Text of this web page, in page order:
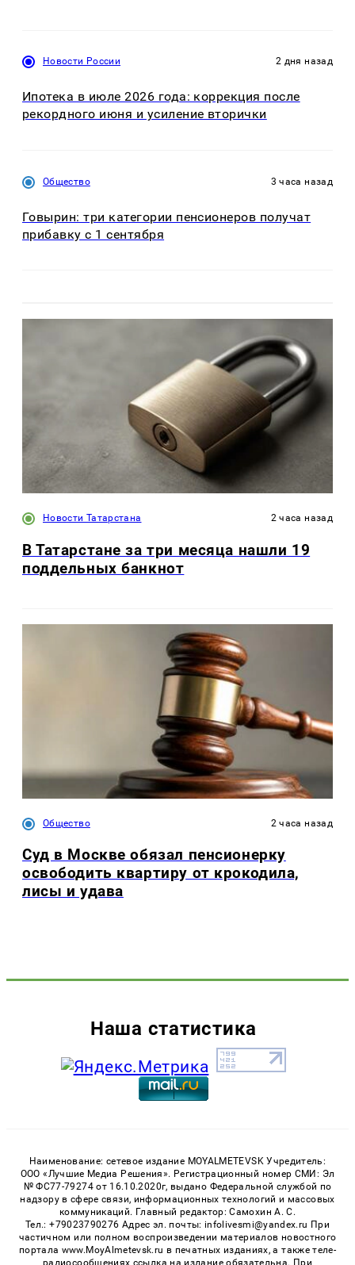
Новости России 2 дня назад
Ипотека в июле 2026 года: коррекция после
рекордного июня и усиление вторички
Общество 3 часа назад
Говырин: три категории пенсионеров получат
прибавку с 1 сентября
Новости Татарстана 2 часа назад
В Татарстане за три месяца нашли 19
поддельных банкнот
Общество 2 часа назад
Суд в Москве обязал пенсионерку
освободить квартиру от крокодила,
лисы и удава
Наша статистика
Наименование: сетевое издание MOYALMETEVSK Учредитель:
ООО «Лучшие Медиа Решения». Регистрационный номер СМИ: Эл
№ ФС77-79274 от 16.10.2020г, выдано Федеральной службой по
надзору в сфере связи, информационных технологий и массовых
коммуникаций. Главный редактор: Самохин А. С.
Тел.: +79023790276 Адрес эл. почты: infolivesmi@yandex.ru При
частичном или полном воспроизведении материалов новостного
портала www.MoyAlmetevsk.ru в печатных изданиях, а также теле-
радиосообщениях ссылка на издание обязательна. При